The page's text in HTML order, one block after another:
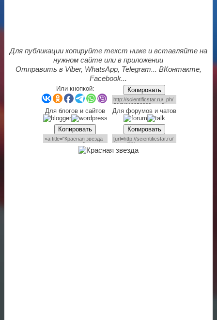
Для публикации копируйте текст ниже и вставляйте на
нужном сайте или в приложении
Отправить в Viber, WhatsApp, Telegram... ВКонтакте,
Facebook...
Или кнопкой: Копировать
Для блогов и сайтов Для форумов и чатов
Копировать Копировать